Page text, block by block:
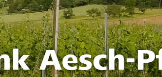
Aesch-